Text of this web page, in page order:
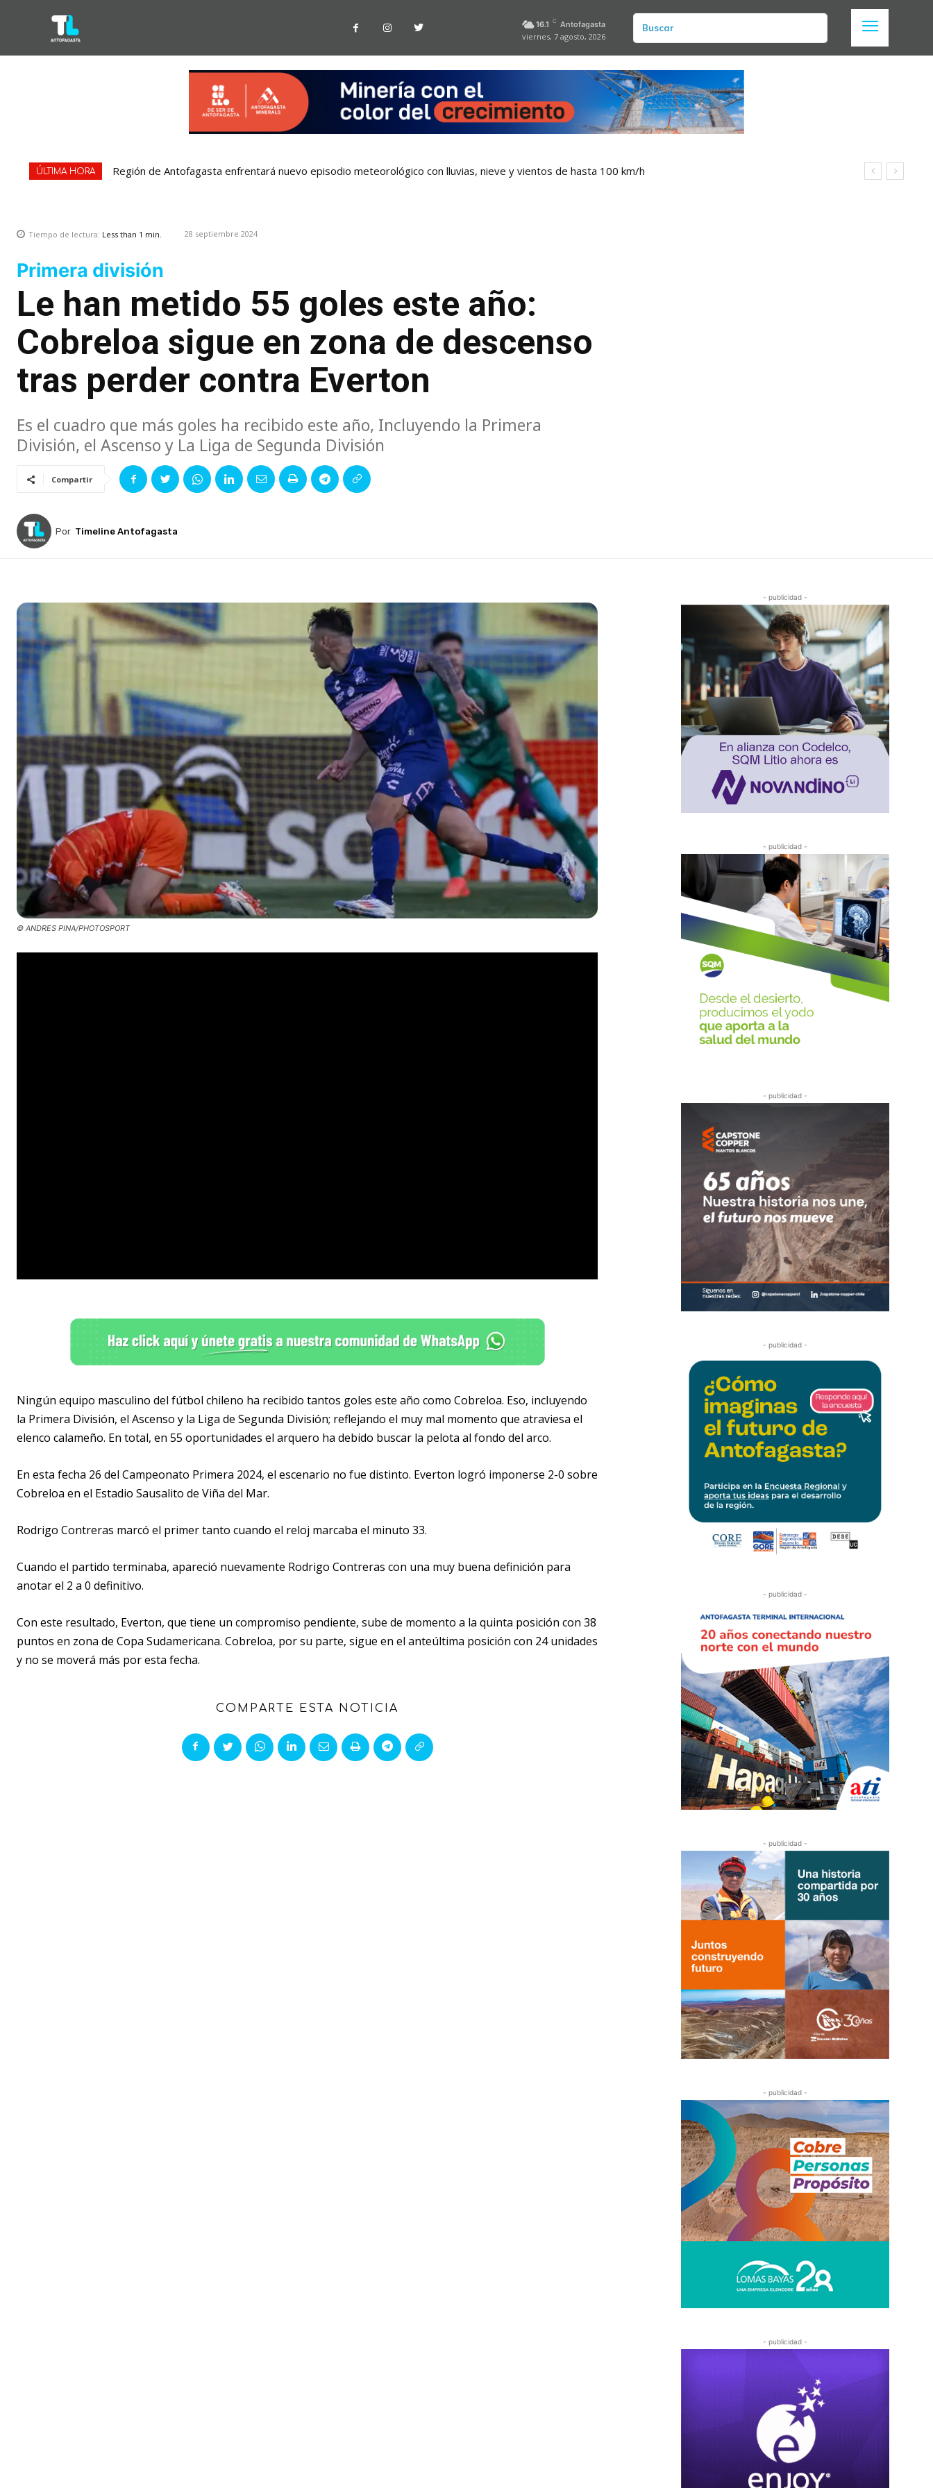
16.1 C Antofagasta
viernes, 7 agosto, 2026
Buscar
ÚLTIMA HORA Región de Antofagasta enfrentará nuevo episodio meteorológico con lluvias, nieve y vientos de hasta 100 km/h
Tiempo de lectura: Less than 1 min. 28 septiembre 2024
Primera división
Le han metido 55 goles este año:
Cobreloa sigue en zona de descenso
tras perder contra Everton
Es el cuadro que más goles ha recibido este año, Incluyendo la Primera
División, el Ascenso y La Liga de Segunda División
Compartir
Por Timeline Antofagasta
© ANDRES PINA/PHOTOSPORT
Ningún equipo masculino del fútbol chileno ha recibido tantos goles este año como Cobreloa. Eso, incluyendo
la Primera División, el Ascenso y la Liga de Segunda División; reflejando el muy mal momento que atraviesa el
elenco calameño. En total, en 55 oportunidades el arquero ha debido buscar la pelota al fondo del arco.
En esta fecha 26 del Campeonato Primera 2024, el escenario no fue distinto. Everton logró imponerse 2-0 sobre
Cobreloa en el Estadio Sausalito de Viña del Mar.
Rodrigo Contreras marcó el primer tanto cuando el reloj marcaba el minuto 33.
Cuando el partido terminaba, apareció nuevamente Rodrigo Contreras con una muy buena definición para
anotar el 2 a 0 definitivo.
Con este resultado, Everton, que tiene un compromiso pendiente, sube de momento a la quinta posición con 38
puntos en zona de Copa Sudamericana. Cobreloa, por su parte, sigue en el anteúltima posición con 24 unidades
y no se moverá más por esta fecha.
COMPARTE ESTA NOTICIA
- publicidad -
- publicidad -
- publicidad -
- publicidad -
- publicidad -
- publicidad -
- publicidad -
- publicidad -